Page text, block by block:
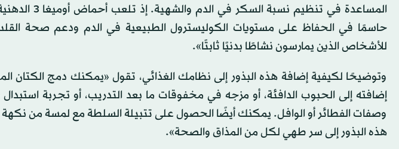
المساعدة في
حاسمًا في الحفاظ على مستويات الكوليسترول الطبيعية في الدم ودعم صحة
للأشخاص الذين يمارسون نشاطًا بدنيًا ثابتًا».
وتوضيحًا لكيفية إضافة هذه البذور إلى نظامك الغذائي، تقول «يمكنك دمج
إضافته إلى الحبوب الدافئة، أو مزجه في مخفوقات ما بعد التدريب، أو تجربة
وصفات الفطائر أو الوافل. يمكنك أيضًا الحصول على تتبيلة السلطة مع لمسة من
هذه البذور إلى سر طهي لكل من المذاق والصحة».